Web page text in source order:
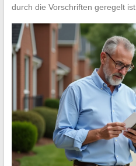
durch die Vorschriften geregelt ist.